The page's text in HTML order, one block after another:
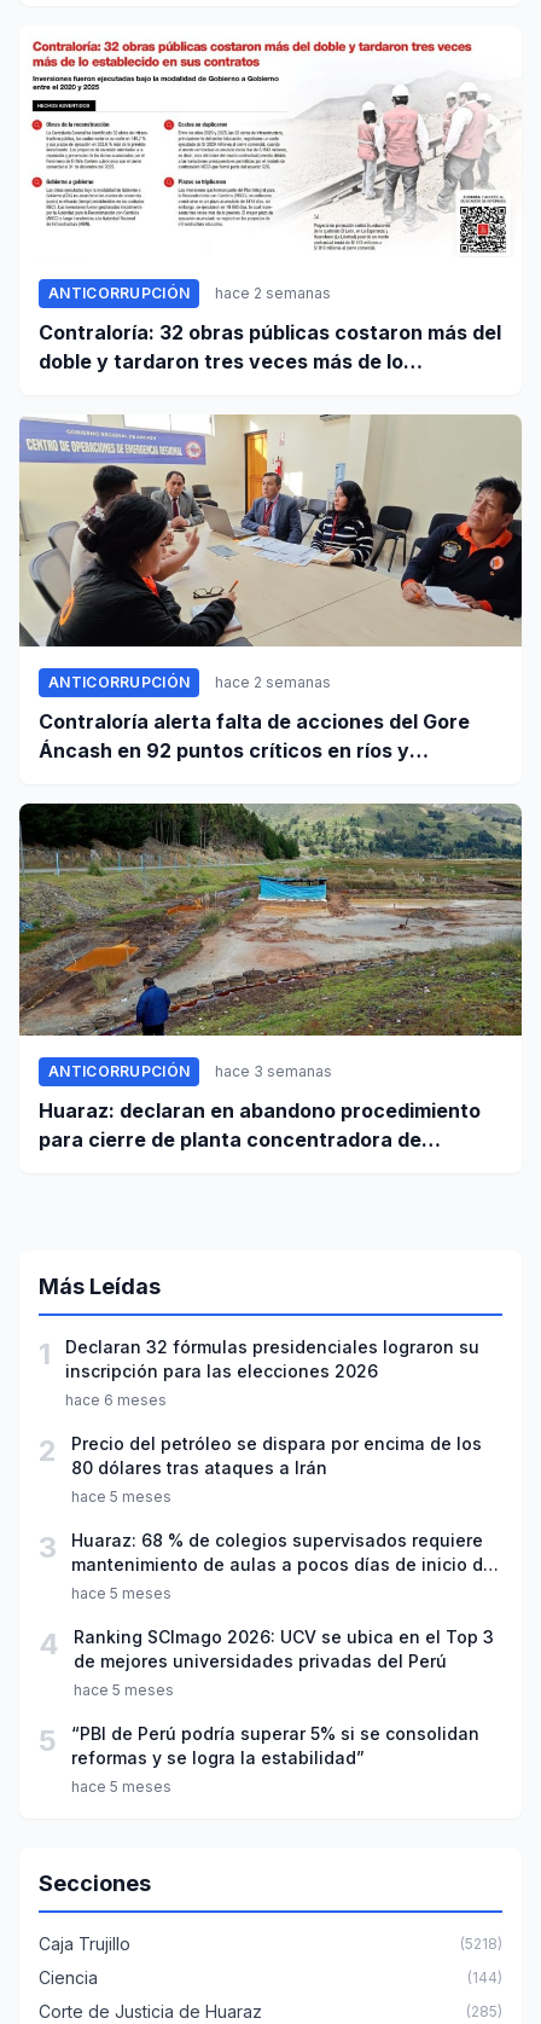
ANTICORRUPCIÓN hace 2 semanas
Contraloría: 32 obras públicas costaron más del
doble y tardaron tres veces más de lo
ANTICORRUPCIÓN hace 2 semanas
Contraloría alerta falta de acciones del Gore
Áncash en 92 puntos críticos en ríos y
ANTICORRUPCIÓN hace 3 semanas
Huaraz: declaran en abandono procedimiento
para cierre de planta concentradora de
Más Leídas
1
Declaran 32 fórmulas presidenciales lograron su
inscripción para las elecciones 2026
hace 6 meses
2
Precio del petróleo se dispara por encima de los
80 dólares tras ataques a Irán
hace 5 meses
3
Huaraz: 68 % de colegios supervisados requiere
mantenimiento de aulas a pocos días de inicio del
año escolar 2026
hace 5 meses
4
Ranking SCImago 2026: UCV se ubica en el Top 3
de mejores universidades privadas del Perú
hace 5 meses
5
“PBI de Perú podría superar 5% si se consolidan
reformas y se logra la estabilidad”
hace 5 meses
Secciones
Caja Trujillo (5218)
Ciencia (144)
Corte de Justicia de Huaraz (285)